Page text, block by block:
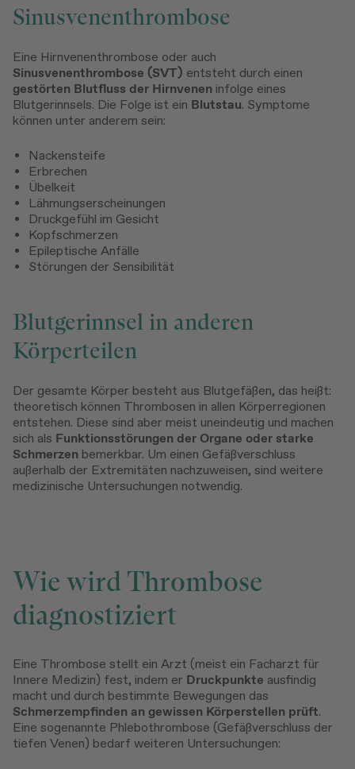
Sinusvenenthrombose
Eine Hirnvenenthrombose oder auch
Sinusvenenthrombose (SVT) entsteht durch einen
gestörten Blutfluss der Hirnvenen infolge eines
Blutgerinnsels. Die Folge ist ein Blutstau. Symptome
können unter anderem sein:
Nackensteife
Erbrechen
Übelkeit
Lähmungserscheinungen
Druckgefühl im Gesicht
Kopfschmerzen
Epileptische Anfälle
Störungen der Sensibilität
Blutgerinnsel in anderen
Körperteilen
Der gesamte Körper besteht aus Blutgefäßen, das heißt:
theoretisch können Thrombosen in allen Körperregionen
entstehen. Diese sind aber meist uneindeutig und machen
sich als Funktionsstörungen der Organe oder starke
Schmerzen bemerkbar. Um einen Gefäßverschluss
außerhalb der Extremitäten nachzuweisen, sind weitere
medizinische Untersuchungen notwendig.
Wie wird Thrombose
diagnostiziert
Eine Thrombose stellt ein Arzt (meist ein Facharzt für
Innere Medizin) fest, indem er Druckpunkte ausfindig
macht und durch bestimmte Bewegungen das
Schmerzempfinden an gewissen Körperstellen prüft.
Eine sogenannte Phlebothrombose (Gefäßverschluss der
tiefen Venen) bedarf weiteren Untersuchungen: